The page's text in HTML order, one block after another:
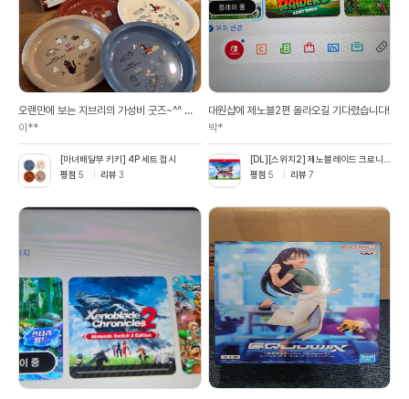
오랜만에 보는 지브리의 가성비 굿즈~^^ 색
들이랑 그림들, 4개 모두 예뻐요~ 사용해도
좋을꺼 같고, 집안 장식품으로도 손색이 없어
이**
[마녀배달부 키키] 4P 세트 접시
평점5 리뷰3
대원샵에 제노블2편 올라오길 기다렸습니다!
박*
[DL][스위치2] 제노블레이드 크로니
클스 2 Nintendo Switch 2 Edition
업그레이드 패스
평점 5 리뷰 7